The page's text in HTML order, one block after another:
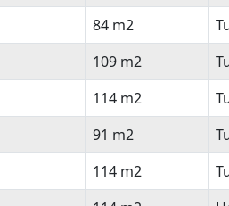
84 m2
109 m2
114 m2
91 m2
114 m2